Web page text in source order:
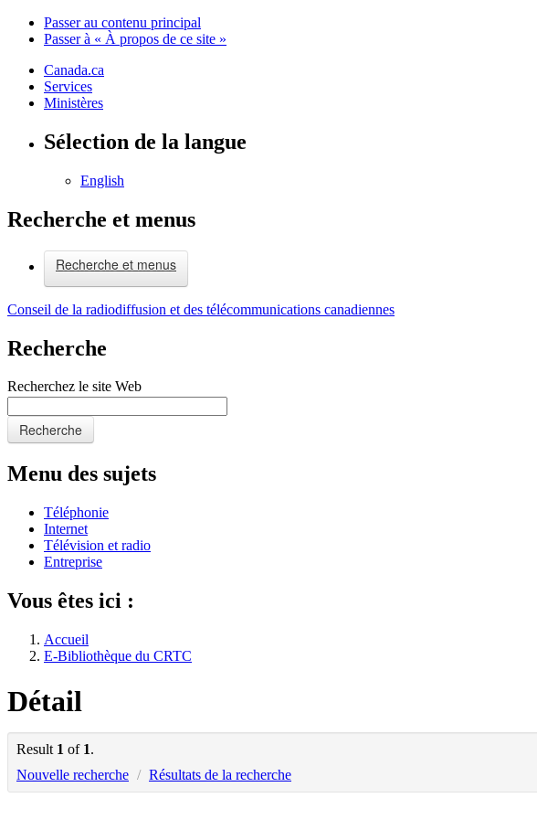
Passer au contenu principal
Passer à « À propos de ce site »
Canada.ca
Services
Ministères
Sélection de la langue
English
Recherche et menus
Recherche et menus
Conseil de la radiodiffusion et des télécommunications canadiennes
Recherche
Recherchez le site Web
Recherche
Menu des sujets
Téléphonie
Internet
Télévision et radio
Entreprise
Vous êtes ici :
Accueil
E-Bibliothèque du CRTC
Détail
Result 1 of 1.
Nouvelle recherche / Résultats de la recherche